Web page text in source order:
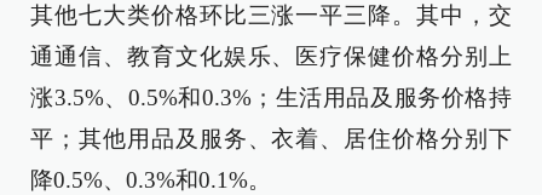
其他七大类价格环比三涨一平三降。其中，交
通通信、教育文化娱乐、医疗保健价格分别上
涨3.5%、0.5%和0.3%；生活用品及服务价格持
平；其他用品及服务、衣着、居住价格分别下
降0.5%、0.3%和0.1%。